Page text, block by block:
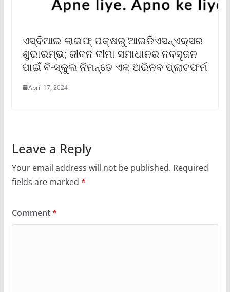
ଏସ୍‌ବିଆଇ ଲାଇଫ୍ ପକ୍ଷରୁ ଆଇଡିଏସନ୍‌ଏକ୍ସର
ଶୁଭାରମ୍ଭ; ଜୀବନ ବୀମା ସମାଧାନର ନବସୃଜନ
ପାଇଁ ବି-ସ୍କୁଲ ନିମନ୍ତେ ଏକ ଅଭିନବ ପ୍ଲାଟଫର୍ମ
April 17, 2024
Leave a Reply
Your email address will not be published. Required
fields are marked *
Comment*